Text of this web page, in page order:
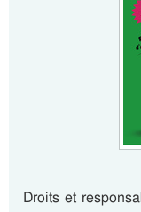
Droits et